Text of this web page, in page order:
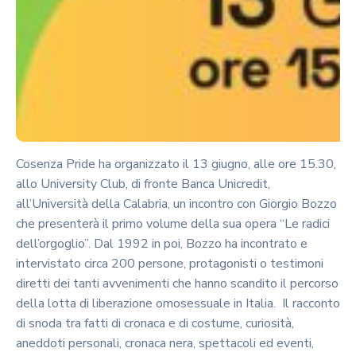
Cosenza Pride ha organizzato il 13 giugno, alle ore 15.30,
allo University Club, di fronte Banca Unicredit,
all’Università della Calabria, un incontro con Giorgio Bozzo
che presenterà il primo volume della sua opera “Le radici
dell’orgoglio”. Dal 1992 in poi, Bozzo ha incontrato e
intervistato circa 200 persone, protagonisti o testimoni
diretti dei tanti avvenimenti che hanno scandito il percorso
della lotta di liberazione omosessuale in Italia. Il racconto
di snoda tra fatti di cronaca e di costume, curiosità,
aneddoti personali, cronaca nera, spettacoli ed eventi,